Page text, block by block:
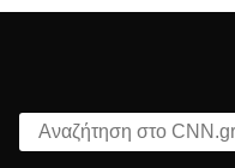
Αναζήτηση στο CNN.gr